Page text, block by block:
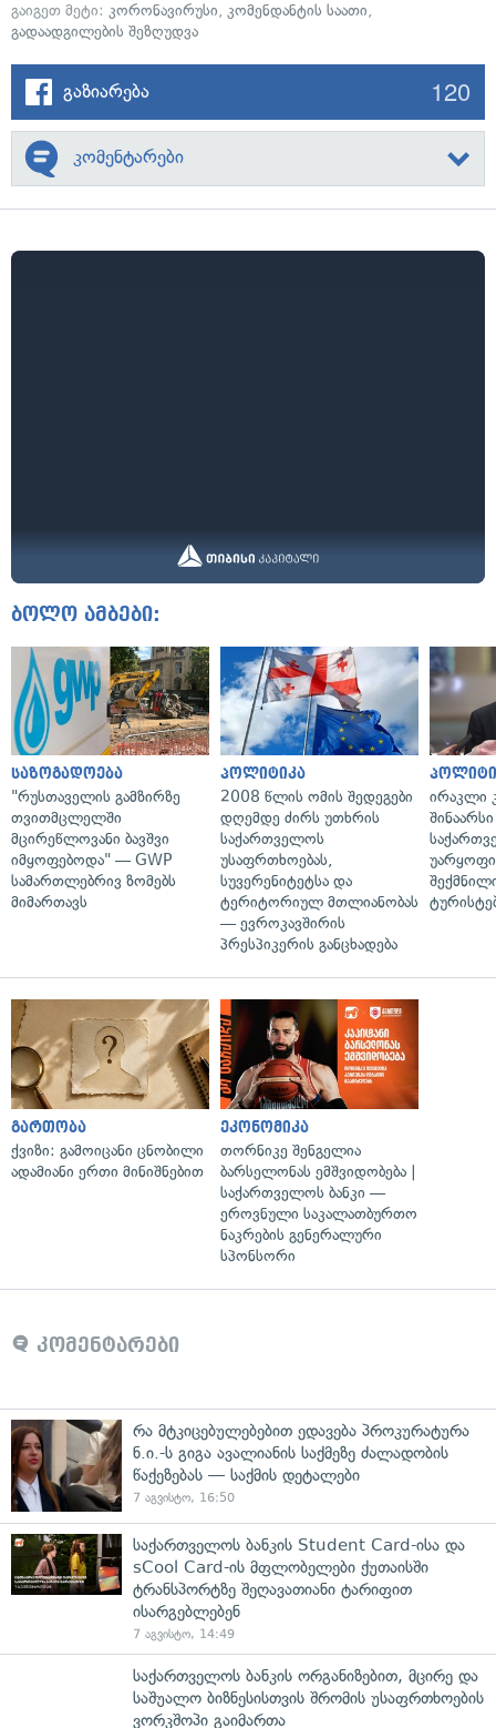
გაიგეთ მეტი: კორონავირუსი, კომენდანტის საათი,
გადაადგილების შეზღუდვა
გაზიარება 120
კომენტარები
ბოლო ამბები:
საზოგადოება
"რუსთაველის გამზირზე
თვითმცლელში
მცირეწლოვანი ბავშვი
იმყოფებოდა" — GWP
სამართლებრივ ზომებს
მიმართავს
პოლიტიკა
2008 წლის ომის შედეგები
დღემდე ძირს უთხრის
საქართველოს
უსაფრთხოებას,
სუვერენიტეტსა და
ტერიტორიულ მთლიანობას
— ევროკავშირის
პრესპიკერის განცხადება
ირაკლი
გართობა
ქვიზი: გამოიცანი ცნობილი
ადამიანი ერთი მინიშნებით
ეკონომიკა
თორნიკე შენგელია
ბარსელონას ემშვიდობება |
საქართველოს ბანკი —
ეროვნული საკალათბურთო
ნაკრების გენერალური
სპონსორი
კომენტარები
რა მტკიცებულებებით ედავება პროკურატურა
ნ.ი.-ს გიგა ავალიანის საქმეზე ძალადობის
წაქეზებას — საქმის დეტალები
7 აგვისტო, 16:50
საქართველოს ბანკის Student Card-ისა და
sCool Card-ის მფლობელები ქუთაისში
ტრანსპორტზე შეღავათიანი ტარიფით
ისარგებლებენ
7 აგვისტო, 14:49
საქართველოს ბანკის ორგანიზებით, მცირე და
საშუალო ბიზნესისთვის შრომის უსაფრთხოების
ვორკშოპი გაიმართა